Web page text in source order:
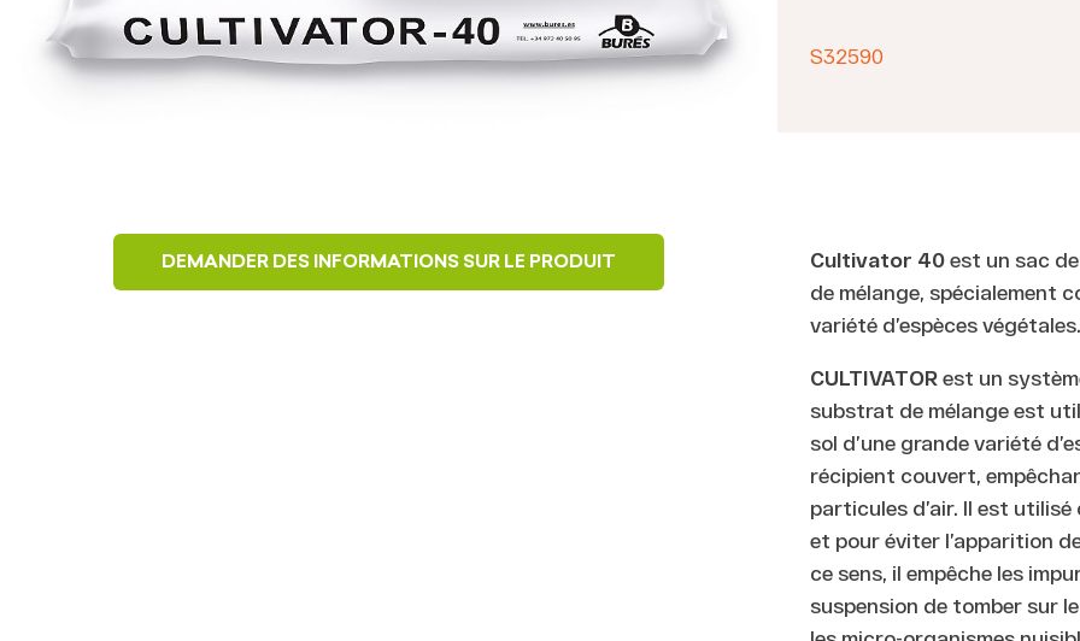
DEMANDER DES INFORMATIONS SUR LE PRODUIT
S32590
Cultivator 40est un sac
de mélange, spécialement
variété d’espèces végétales.
CULTIVATOR est un
substrat de mélange est
sol d’une grande variété
récipient couvert,
particules d’air. Il est
et pour éviter l’apparition
ce sens, il empêche les
suspension de tomber sur